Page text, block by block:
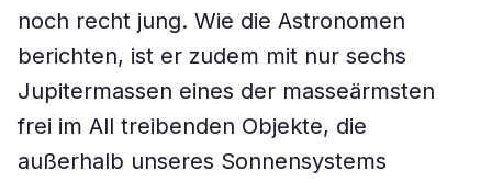
noch recht jung. Wie die Astronomen
berichten, ist er zudem mit nur sechs
Jupitermassen eines der masseärmsten
frei im All treibenden Objekte, die
außerhalb unseres Sonnensystems